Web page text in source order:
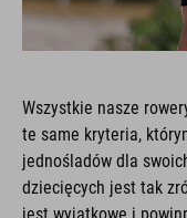
Wszystkie nasze
te same kryteria,
jednośladów dla
dziecięcych jest tak
jest wyjątkowe i